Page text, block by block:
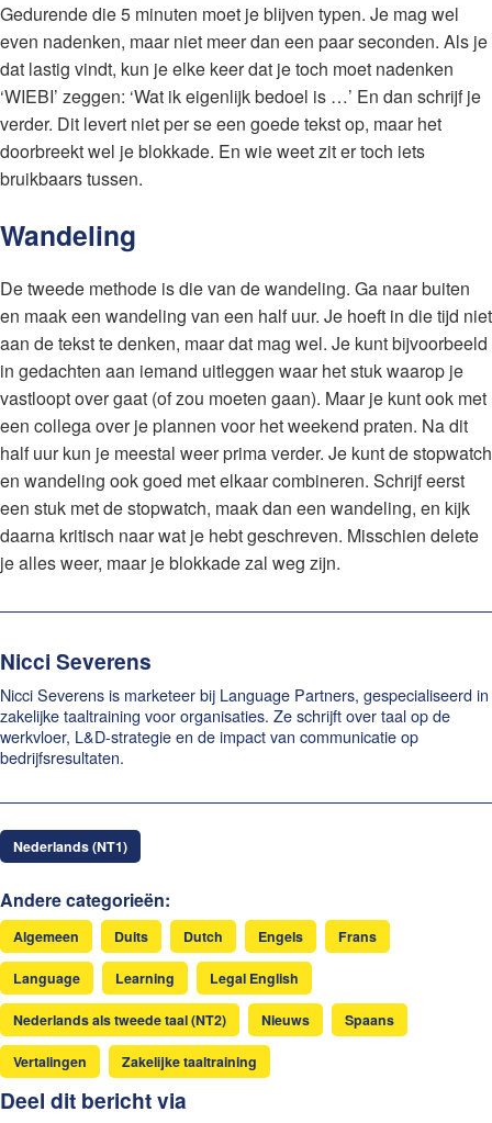
Gedurende die 5 minuten moet je blijven typen. Je mag wel
even nadenken, maar niet meer dan een paar seconden. Als je
dat lastig vindt, kun je elke keer dat je toch moet nadenken
‘WIEBI’ zeggen: ‘Wat ik eigenlijk bedoel is …’ En dan schrijf je
verder. Dit levert niet per se een goede tekst op, maar het
doorbreekt wel je blokkade. En wie weet zit er toch iets
bruikbaars tussen.
Wandeling
De tweede methode is die van de wandeling. Ga naar buiten
en maak een wandeling van een half uur. Je hoeft in die tijd niet
aan de tekst te denken, maar dat mag wel. Je kunt bijvoorbeeld
in gedachten aan iemand uitleggen waar het stuk waarop je
vastloopt over gaat (of zou moeten gaan). Maar je kunt ook met
een collega over je plannen voor het weekend praten. Na dit
half uur kun je meestal weer prima verder. Je kunt de stopwatch
en wandeling ook goed met elkaar combineren. Schrijf eerst
een stuk met de stopwatch, maak dan een wandeling, en kijk
daarna kritisch naar wat je hebt geschreven. Misschien delete
je alles weer, maar je blokkade zal weg zijn.
Nicci Severens
Nicci Severens is marketeer bij Language Partners, gespecialiseerd in
zakelijke taaltraining voor organisaties. Ze schrijft over taal op de
werkvloer, L&D-strategie en de impact van communicatie op
bedrijfsresultaten.
Nederlands (NT1)
Andere categorieën:
Algemeen Duits Dutch Engels Frans
Language Learning Legal English
Nederlands als tweede taal (NT2) Nieuws Spaans
Vertalingen Zakelijke taaltraining
Deel dit bericht via